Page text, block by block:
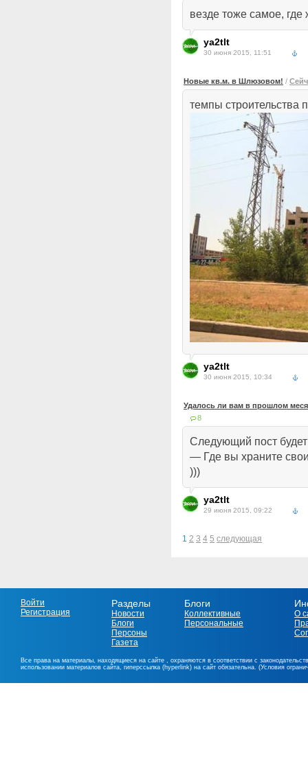
везде тоже самое,
ya2tlt
30 июня 2015, 11:51
Новые кв.м. в Шлюзовом! /
темпы строительства
ya2tlt
30 июня 2015, 10:34
Удалось ли вам в прошлом
8
Следующий пост будет
— Где вы храните
)))
ya2tlt
29 июня 2015, 09:22
1 2 3 4 5 следующая
Войти
Регистрация
Разделы
Новости
Блоги
Персоны
Газета
Блоги
Коллективные
Персональные
О
Все права на материалы, находящиеся на сайте , охраняются в соответствии с
использовании материалов сайта, гиперссылка (hyperlink) на сайт обязательна. (Условия